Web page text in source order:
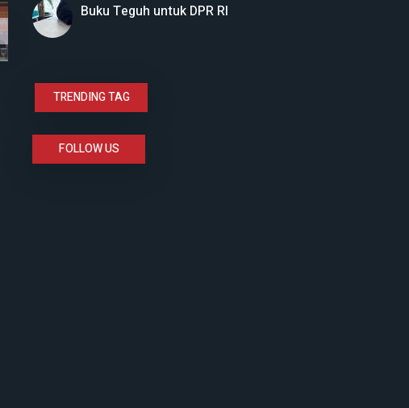
Buku Teguh untuk DPR RI
TRENDING TAG
FOLLOW US